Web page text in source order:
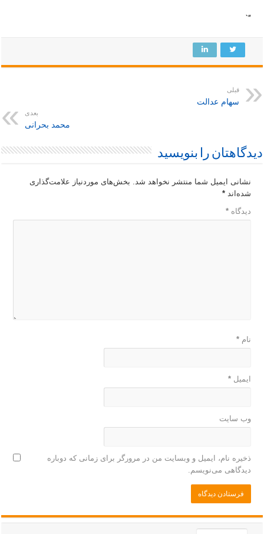
“`
قبلی
سهام عدالت
بعدی
محمد بحرانی
دیدگاهتان را بنویسید
نشانی ایمیل شما منتشر نخواهد شد. بخش‌های موردنیاز علامت‌گذاری
شده‌اند*
دیدگاه*
نام*
ایمیل*
وب‌ سایت
ذخیره نام، ایمیل و وبسایت من در مرورگر برای زمانی که دوباره
دیدگاهی می‌نویسم.